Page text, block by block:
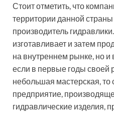
Стоит отметить, что
территории данной
производитель
изготавливает и затем
на внутреннем рынке, но
если в первые годы своей
небольшая мастерская, то
предприятие,
гидравлические изделия,